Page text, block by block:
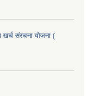
खर्च संरचना योजना (